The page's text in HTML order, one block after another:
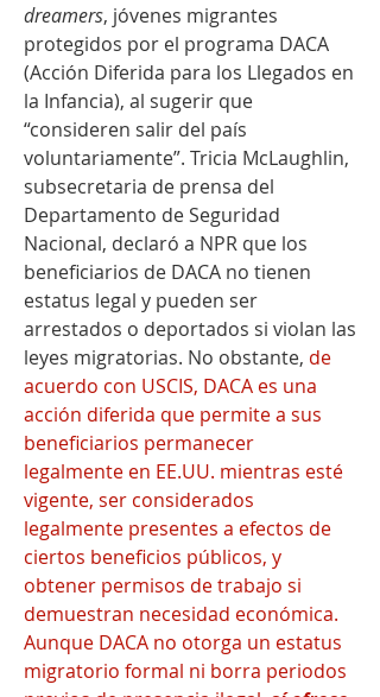
dreamers, jóvenes migrantes
protegidos por el programa DACA
(Acción Diferida para los Llegados en
la Infancia), al sugerir que
“consideren salir del país
voluntariamente”. Tricia McLaughlin,
subsecretaria de prensa del
Departamento de Seguridad
Nacional, declaró a NPR que los
beneficiarios de DACA no tienen
estatus legal y pueden ser
arrestados o deportados si violan las
leyes migratorias. No obstante, de
acuerdo con USCIS, DACA es una
acción diferida que permite a sus
beneficiarios permanecer
legalmente en EE.UU. mientras esté
vigente, ser considerados
legalmente presentes a efectos de
ciertos beneficios públicos, y
obtener permisos de trabajo si
demuestran necesidad económica.
Aunque DACA no otorga un estatus
migratorio formal ni borra periodos